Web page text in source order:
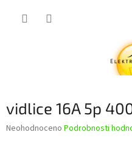
vidlice 16A 5p
Průměrné
Neohodnoceno Podrobnosti